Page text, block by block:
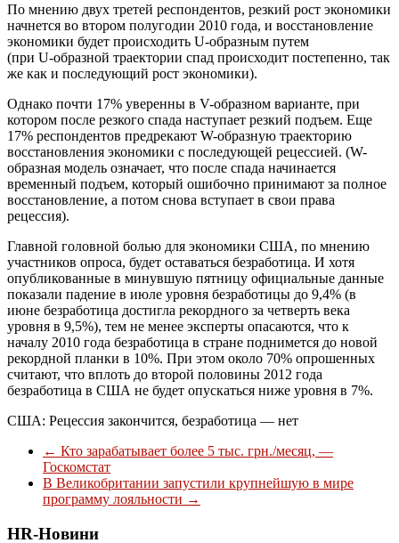
По мнению двух третей респондентов, резкий рост экономики
начнется во втором полугодии 2010 года, и восстановление
экономики будет происходить U-образным путем
(при U-образной траектории спад происходит постепенно, так
же как и последующий рост экономики).
Однако почти 17% уверенны в V-образном варианте, при
котором после резкого спада наступает резкий подъем. Еще
17% респондентов предрекают W-образную траекторию
восстановления экономики с последующей рецессией. (W-
образная модель означает, что после спада начинается
временный подъем, который ошибочно принимают за полное
восстановление, а потом снова вступает в свои права
рецессия).
Главной головной болью для экономики США, по мнению
участников опроса, будет оставаться безработица. И хотя
опубликованные в минувшую пятницу официальные данные
показали падение в июле уровня безработицы до 9,4% (в
июне безработица достигла рекордного за четверть века
уровня в 9,5%), тем не менее эксперты опасаются, что к
началу 2010 года безработица в стране поднимется до новой
рекордной планки в 10%. При этом около 70% опрошенных
считают, что вплоть до второй половины 2012 года
безработица в США не будет опускаться ниже уровня в 7%.
США: Рецессия закончится, безработица — нет
← Кто зарабатывает более 5 тыс. грн./месяц, —
Госкомстат
В Великобритании запустили крупнейшую в мире
программу лояльности →
HR-Новини